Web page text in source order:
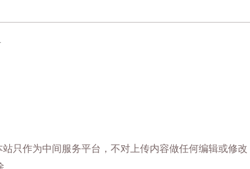
只作为中间服务平台，不对上传内容做任何编辑或修